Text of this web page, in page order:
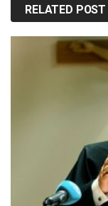
RELATED POST